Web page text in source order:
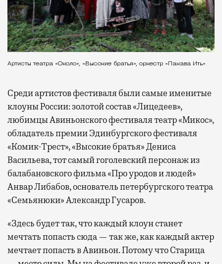
Артисты театра «Около», «Высокие братья», оркестр «Пакава Ить»
Среди артистов фестиваля были самые именитые
клоуны России: золотой состав «Лицедеев»,
любимцы Авиньонского фестиваля театр «Микос»,
обладатель премии Эдинбургского фестиваля
«Комик-Трест», «Высокие братья» Дениса
Васильева, тот самый гоголевский персонаж из
балабановского фильма «Про уродов и людей»
Анвар Либабов, основатель петербургского театра
«Семьянюки» Александр Гусаров.
«Здесь будет так, что каждый клоун станет
мечтать попасть сюда — так же, как каждый актер
мечтает попасть в Авиньон. Потому что Старица